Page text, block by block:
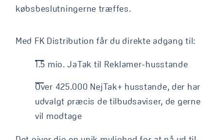
købsbeslutningerne træffes.
Med FK Distribution får du direkte adgang til:
1.5 mio. JaTak til Reklamer-husstande​
Over 425.000 NejTak+ husstande, der har
udvalgt præcis de tilbudsaviser, de gerne
vil modtage​